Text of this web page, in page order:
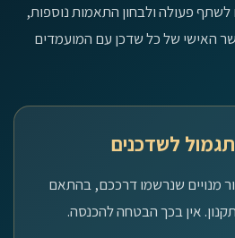
פעולה ולבחון התאמות נוספות,
האישי של כל שדכן עם המועמדים
לשדכנים
מנויים שנרשמו דרככם, בהתאם
אין בכך הבטחה להכנסה.